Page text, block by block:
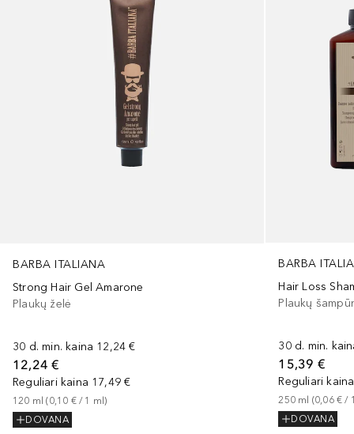
BARBA ITALIANA
Strong Hair Gel Amarone
Plaukų želė
30 d. min. kaina 12,24 €
12,24 €
Reguliari kaina 17,49 €
120 ml (0,10 € / 1 ml)
DOVANA
BARBA
Hair Loss
Plaukų
30 d. min.
15,39 €
Reguliari kaina
250 ml (0,06 € /
DOVANA